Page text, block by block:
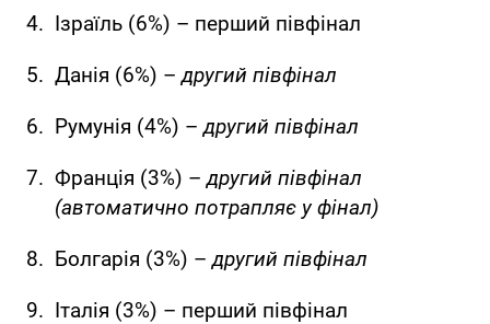
Ізраїль (6%) – перший півфінал
Данія (6%) –другий півфінал
Румунія (4%) –другий півфінал
Франція (3%) –другий півфінал
(автоматично потрапляє у фінал)
Болгарія (3%) –другий півфінал
Італія (3%) – перший півфінал